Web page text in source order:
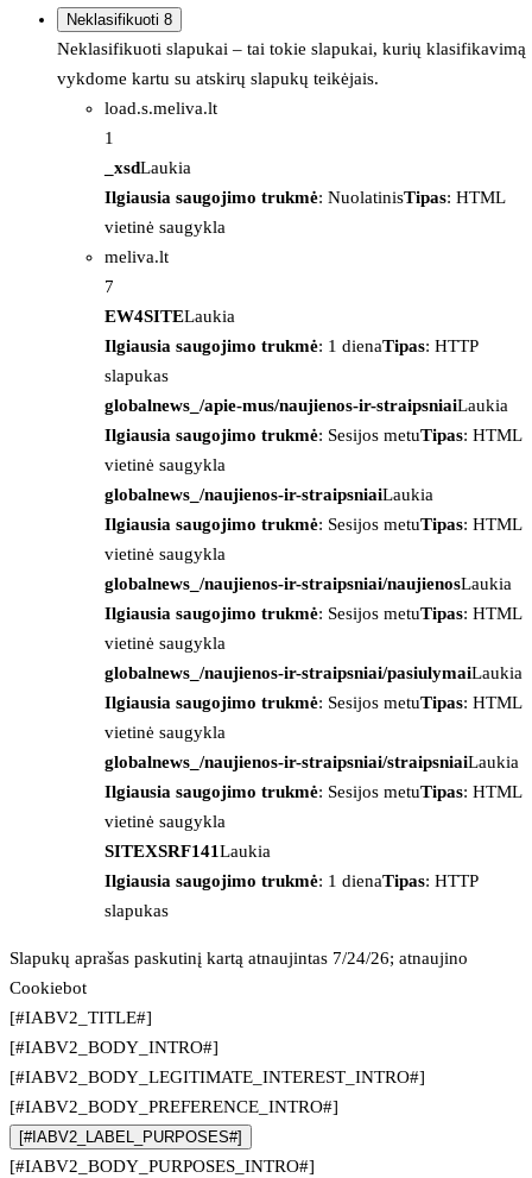
Neklasifikuoti 8
Neklasifikuoti slapukai – tai tokie slapukai, kurių klasifikavimą
vykdome kartu su atskirų slapukų teikėjais.
load.s.meliva.lt
1
_xsdLaukia
Ilgiausia saugojimo trukmė: NuolatinisTipas: HTML
vietinė saugykla
meliva.lt
7
EW4SITELaukia
Ilgiausia saugojimo trukmė: 1 dienaTipas: HTTP
slapukas
globalnews_/apie-mus/naujienos-ir-straipsniaiLaukia
Ilgiausia saugojimo trukmė: Sesijos metuTipas: HTML
vietinė saugykla
globalnews_/naujienos-ir-straipsniaiLaukia
Ilgiausia saugojimo trukmė: Sesijos metuTipas: HTML
vietinė saugykla
globalnews_/naujienos-ir-straipsniai/naujienosLaukia
Ilgiausia saugojimo trukmė: Sesijos metuTipas: HTML
vietinė saugykla
globalnews_/naujienos-ir-straipsniai/pasiulymaiLaukia
Ilgiausia saugojimo trukmė: Sesijos metuTipas: HTML
vietinė saugykla
globalnews_/naujienos-ir-straipsniai/straipsniaiLaukia
Ilgiausia saugojimo trukmė: Sesijos metuTipas: HTML
vietinė saugykla
SITEXSRF141Laukia
Ilgiausia saugojimo trukmė: 1 dienaTipas: HTTP
slapukas
Slapukų aprašas paskutinį kartą atnaujintas 7/24/26; atnaujino
Cookiebot
[#IABV2_TITLE#]
[#IABV2_BODY_INTRO#]
[#IABV2_BODY_LEGITIMATE_INTEREST_INTRO#]
[#IABV2_BODY_PREFERENCE_INTRO#]
[#IABV2_LABEL_PURPOSES#]
[#IABV2_BODY_PURPOSES_INTRO#]